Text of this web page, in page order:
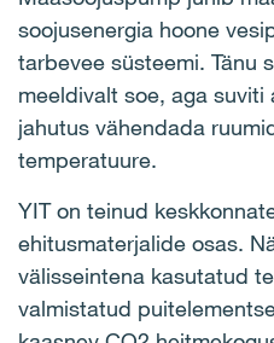
soojusenergia hoone
tarbevee süsteemi. Tänu
meeldivalt soe, aga
jahutus vähendada
temperatuure.
YIT on teinud
ehitusmaterjalide osas.
välisseintena kasutatud
valmistatud